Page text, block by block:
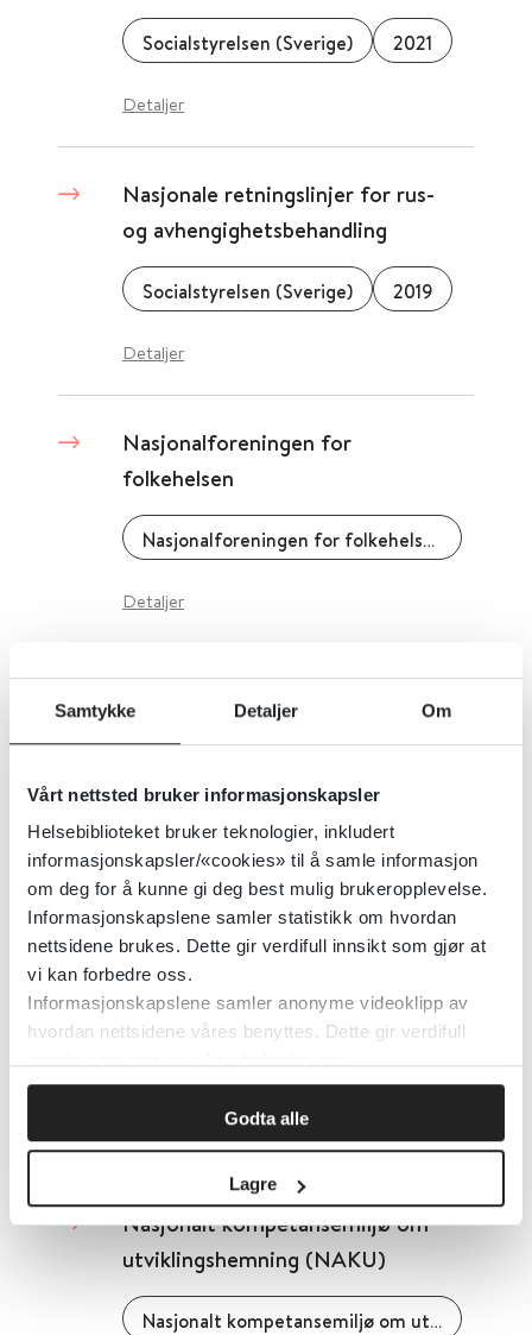
Samtykke Detaljer Om
Vårt nettsted bruker informasjonskapsler
Helsebiblioteket bruker teknologier, inkludert
informasjonskapsler/«cookies» til å samle informasjon
om deg for å kunne gi deg best mulig brukeropplevelse.
Informasjonskapslene samler statistikk om hvordan
nettsidene brukes. Dette gir verdifull innsikt som gjør at
vi kan forbedre oss.
Informasjonskapslene samler anonyme videoklipp av
hvordan nettsidene våres benyttes. Dette gir verdifull
Godta alle
Lagre
Socialstyrelsen (Sverige) 2021
Detaljer
Nasjonale retningslinjer for rus-
og avhengighetsbehandling
Socialstyrelsen (Sverige) 2019
Detaljer
Nasjonalforeningen for
folkehelsen
Nasjonalforeningen for folkehelsen
Detaljer
folkehelsen - Demens
Detaljer
Nasjonalt kompetansemiljø for
helsestasjons- og
skolehelsetjenesten (NASKO)
Folkehelseinstituttet (FHI)
Nasjonalt kompetansemiljø om
utviklingshemning (NAKU)
Nasjonalt kompetansemiljø om utviklingshemning (NAKU)